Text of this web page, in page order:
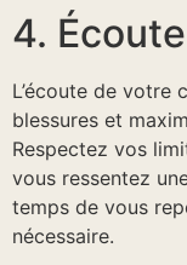
4.
L’écoute de votre
blessures et
Respectez vos
vous ressentez
temps de vous
nécessaire.